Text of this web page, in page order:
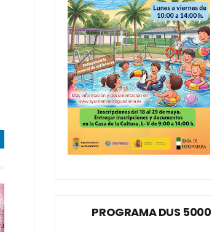
PROGRAMA DUS 5000